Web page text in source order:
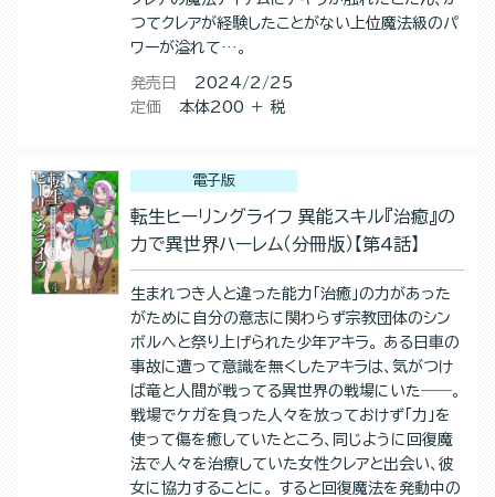
つてクレアが経験したことがない上位魔法級のパ
ワーが溢れて…。
発売日
2024/2/25
定価
本体200 ＋ 税
電子版
転生ヒーリングライフ 異能スキル『治癒』の
力で異世界ハーレム（分冊版）【第4話】
生まれつき人と違った能力「治癒」の力があった
がために自分の意志に関わらず宗教団体のシン
ボルへと祭り上げられた少年アキラ。 ある日車の
事故に遭って意識を無くしたアキラは、気がつけ
ば竜と人間が戦ってる異世界の戦場にいた――。
戦場でケガを負った人々を放っておけず「力」を
使って傷を癒していたところ、同じように回復魔
法で人々を治療していた女性クレアと出会い、彼
女に協力することに。 すると回復魔法を発動中の